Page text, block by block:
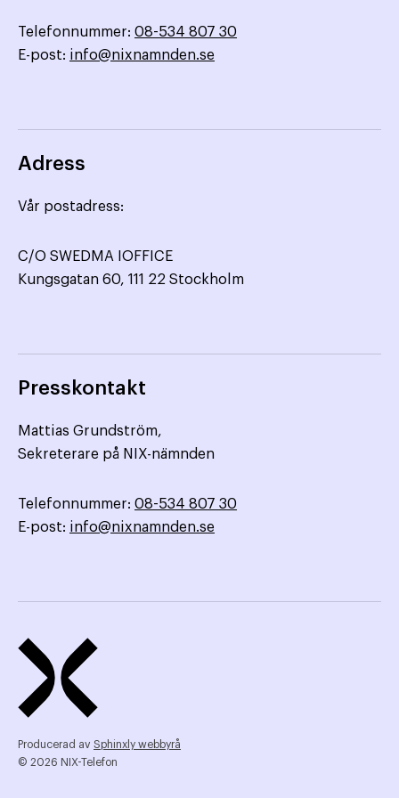
Telefonnummer: 08-534 807 30
E-post: info@nixnamnden.se
Adress
Vår postadress:
C/O SWEDMA IOFFICE
Kungsgatan 60, 111 22 Stockholm
Presskontakt
Mattias Grundström,
Sekreterare på NIX-nämnden
Telefonnummer: 08-534 807 30
E-post: info@nixnamnden.se
Producerad av Sphinxly webbyrå
© 2026 NIX-Telefon